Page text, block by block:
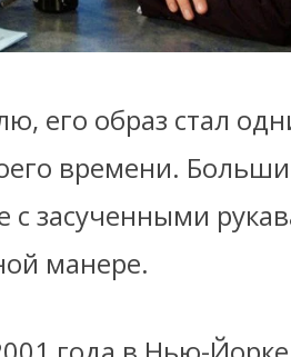
его образ стал
времени.
с засученными
манере.